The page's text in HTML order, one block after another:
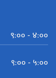
९:०० - ४:००
९:०० - ५:००